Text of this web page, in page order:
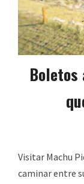
Boletos
Visitar Machu
caminar entre